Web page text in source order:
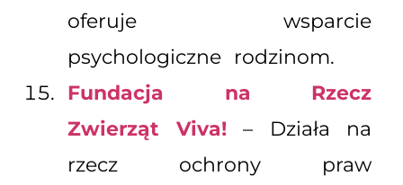
oferuje wsparcie
psychologiczne rodzinom.
Fundacja na Rzecz
Zwierząt Viva!– Działa na
rzecz ochrony praw